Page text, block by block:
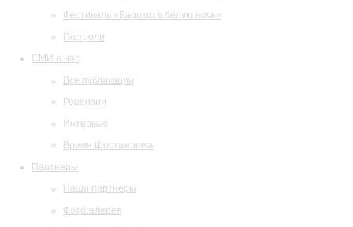
Фестиваль «Барокко в белую ночь»
Гастроли
СМИ о нас
Все публикации
Рецензии
Интервью
Время Шостаковича
Партнеры
Наши партнеры
Фотогалерея